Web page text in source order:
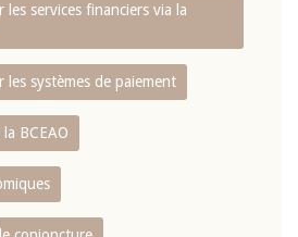
services financiers via la
les systèmes de paiement
BCEAO